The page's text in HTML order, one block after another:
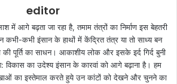
editor
में आगे बढ़ता जा रहा है, तमाम तंत्रों का निर्माण इस बेहतरी
कभी-कभी इंसान के हाथों में केंद्रित तंत्र या तो साध्य बन
की पूर्ति का साधन। आकाशीय लोक और इसके इर्द गिर्द बुनी
विकास का उदेश्य इंसान के कारवां को आगे बढ़ाना है। हम
का इस्तेमाल करते हुये उन कांटों को देखने और चुनने का